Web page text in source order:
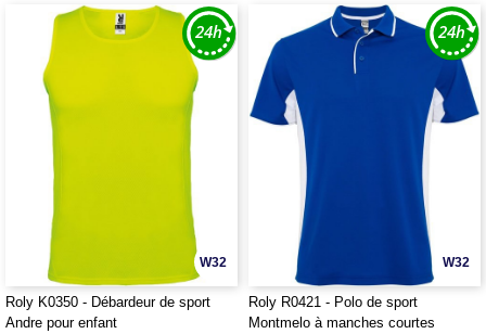
W32
Roly K0350 - Débardeur de sport
Andre pour enfant
W32
Roly R0421 - Polo de sport
Montmelo à manches courtes